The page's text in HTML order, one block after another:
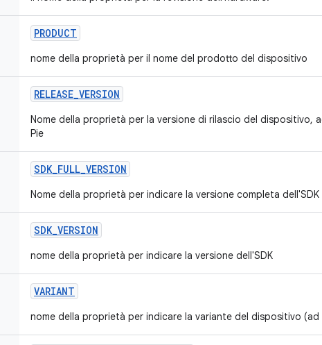
PRODUCT
nome della proprietà per il nome del prodotto del dispositivo
RELEASE_VERSION
Nome della proprietà per la versione di rilascio del dispositivo,
Pie
SDK_FULL_VERSION
Nome della proprietà per indicare la versione completa dell'SDK
SDK_VERSION
nome della proprietà per indicare la versione dell'SDK
VARIANT
nome della proprietà per indicare la variante del dispositivo (ad